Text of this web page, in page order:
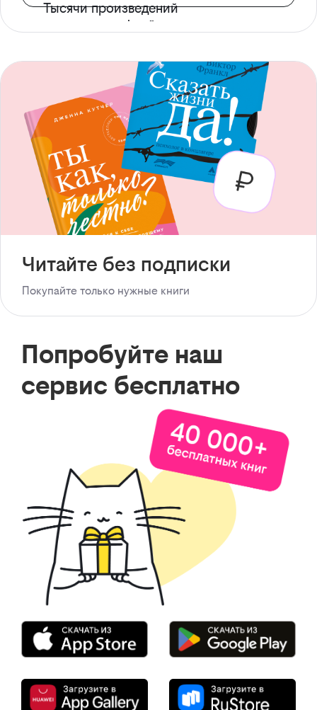
Тысячи произведений
с доступом офлайн
Читайте без подписки
Покупайте только нужные книги
Попробуйте наш
сервис бесплатно